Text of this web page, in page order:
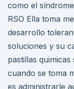
como el
RSO Ella toma
desarrollo
soluciones y su
pastillas
cuando se toma
es administrarle